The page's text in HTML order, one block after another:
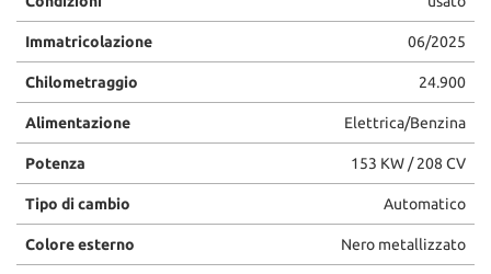
Immatricolazione 06/2025
Chilometraggio 24.900
Alimentazione Elettrica/Benzina
Potenza 153 KW / 208 CV
Tipo di cambio Automatico
Colore esterno Nero metallizzato
questi
strumenti
di
tracciamento
si
rimanda
cookie
policy.
Puoi
rivedere
e